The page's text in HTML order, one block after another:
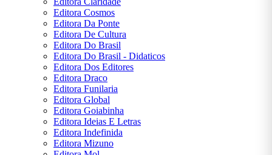
Editora Cosmos
Editora Da Ponte
Editora De Cultura
Editora Do Brasil
Editora Do Brasil - Didaticos
Editora Dos Editores
Editora Draco
Editora Funilaria
Editora Global
Editora Goiabinha
Editora Ideias E Letras
Editora Indefinida
Editora Mizuno